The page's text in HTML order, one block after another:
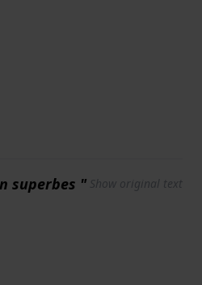
superbes " Show original text